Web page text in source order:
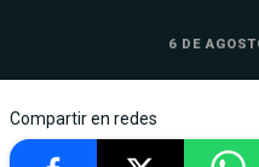
6 DE
Compartir en redes